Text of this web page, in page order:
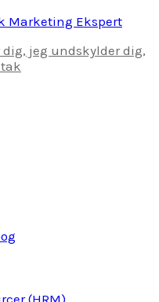
dig, jeg undskylder dig,
(HRM)